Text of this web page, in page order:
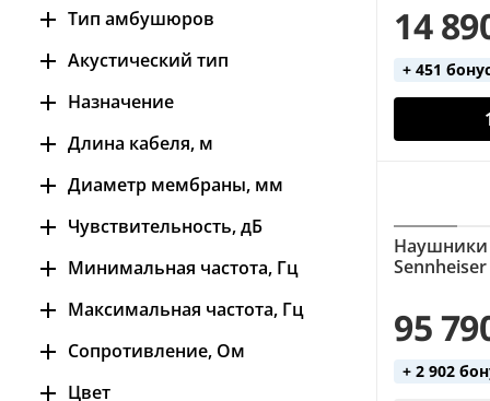
Тип амбушюров
внутриканальные (9)
Акустический тип
закрытые (19)
открытые (3)
Назначение
для барабанщиков (4)
мониторные (16)
мультимедийные (3)
студийные (14)
Длина кабеля, м
1.2 (2)
1.8 (2)
2 (2)
3 (4)
Диаметр мембраны, мм
7 (5)
38 (2)
40 (1)
Чувствительность, дБ
102 (1)
115 (3)
120 (3)
Минимальная частота, Гц
4 (1)
Максимальная частота, Гц
18000 (5)
Сопротивление, Ом
16 (3)
Цвет
14
+ 451
Наушники
Sennheiser
95
+ 2 902